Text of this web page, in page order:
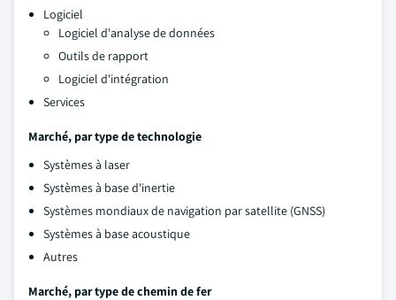
Logiciel
Logiciel d'analyse de données
Outils de rapport
Logiciel d'intégration
Services
Marché, par type de technologie
Systèmes à laser
Systèmes à base d'inertie
Systèmes mondiaux de navigation par satellite (GNSS)
Systèmes à base acoustique
Autres
Marché, par type de chemin de fer